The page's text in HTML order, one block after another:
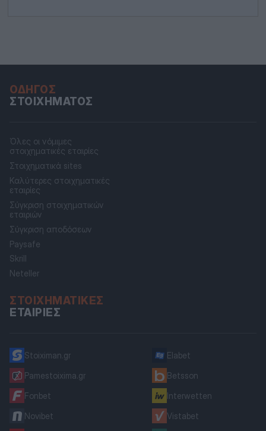
ΟΔΗΓΌΣ
ΣΤΟΙΧΉΜΑΤΟΣ
Όλες οι νόμιμες
στοιχηματικές εταιρίες
Στοιχηματικά sites
Καλύτερες στοιχηματικές
εταιρίες
Σύγκριση στοιχηματικών
εταιριών
Σύγκριση αποδόσεων
Paysafe
Skrill
Neteller
ΣΤΟΙΧΗΜΑΤΙΚΈΣ
ΕΤΑΙΡΊΕΣ
Stoiximan.gr
Pamestoixima.gr
Fonbet
Novibet
Elabet
Betsson
Interwetten
Vistabet